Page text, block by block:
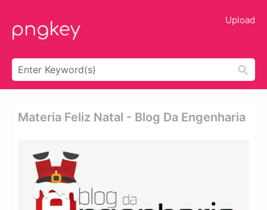
Upload
Materia Feliz Natal - Blog Da Engenharia